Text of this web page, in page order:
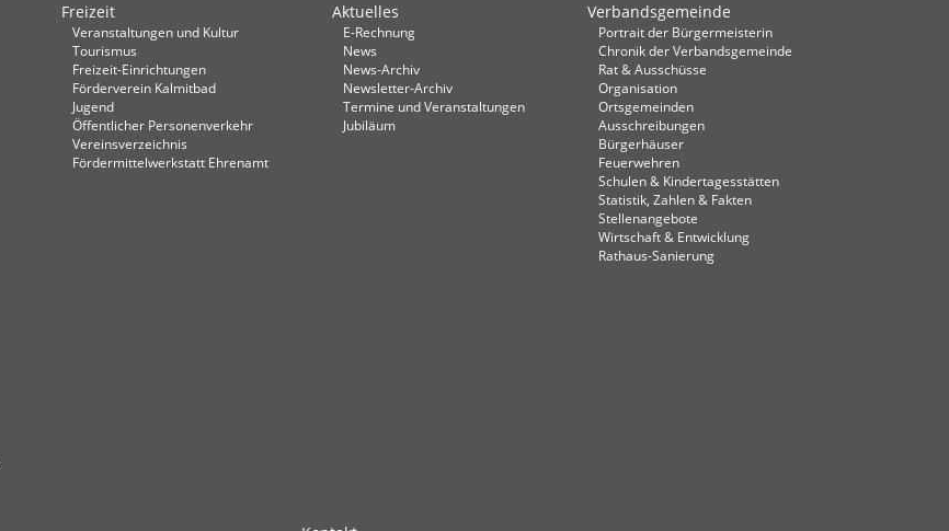
Freizeit
Veranstaltungen und Kultur
Tourismus
Freizeit-Einrichtungen
Förderverein Kalmitbad
Jugend
Öffentlicher Personenverkehr
Vereinsverzeichnis
Fördermittelwerkstatt Ehrenamt
Aktuelles
E-Rechnung
News
News-Archiv
Newsletter-Archiv
Termine und Veranstaltungen
Jubiläum
Verbandsgemeinde
Portrait der Bürgermeisterin
Chronik der Verbandsgemeinde
Rat & Ausschüsse
Organisation
Ortsgemeinden
Ausschreibungen
Bürgerhäuser
Feuerwehren
Schulen & Kindertagesstätten
Statistik, Zahlen & Fakten
Stellenangebote
Wirtschaft & Entwicklung
Rathaus-Sanierung